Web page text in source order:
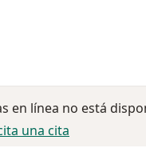
en línea no está
una cita